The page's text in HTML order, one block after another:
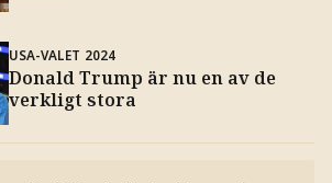
USA-VALET 2024
Donald Trump är nu en av de
verkligt stora